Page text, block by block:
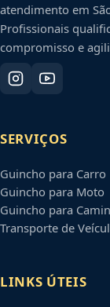
atendimento em
Profissionais
compromisso e
SERVIÇOS
Guincho para Carro
Guincho para Moto
Guincho para
Transporte de
LINKS ÚTEIS